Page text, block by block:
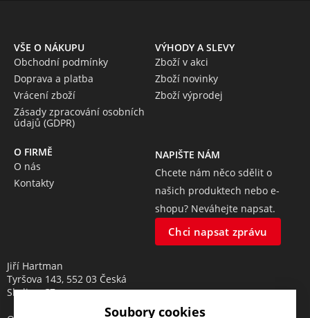
VŠE O NÁKUPU
Obchodní podmínky
Doprava a platba
Vrácení zboží
Zásady zpracování osobních
údajů (GDPR)
VÝHODY A SLEVY
Zboží v akci
Zboží novinky
Zboží výprodej
O FIRMĚ
O nás
Kontakty
NAPIŠTE NÁM
Chcete nám něco sdělit o
našich produktech nebo e-
shopu? Neváhejte napsat.
Chci napsat zprávu
Jiří Hartman
Tyršova 143, 552 03 Česká
Skalice, CZ
Soubory cookies